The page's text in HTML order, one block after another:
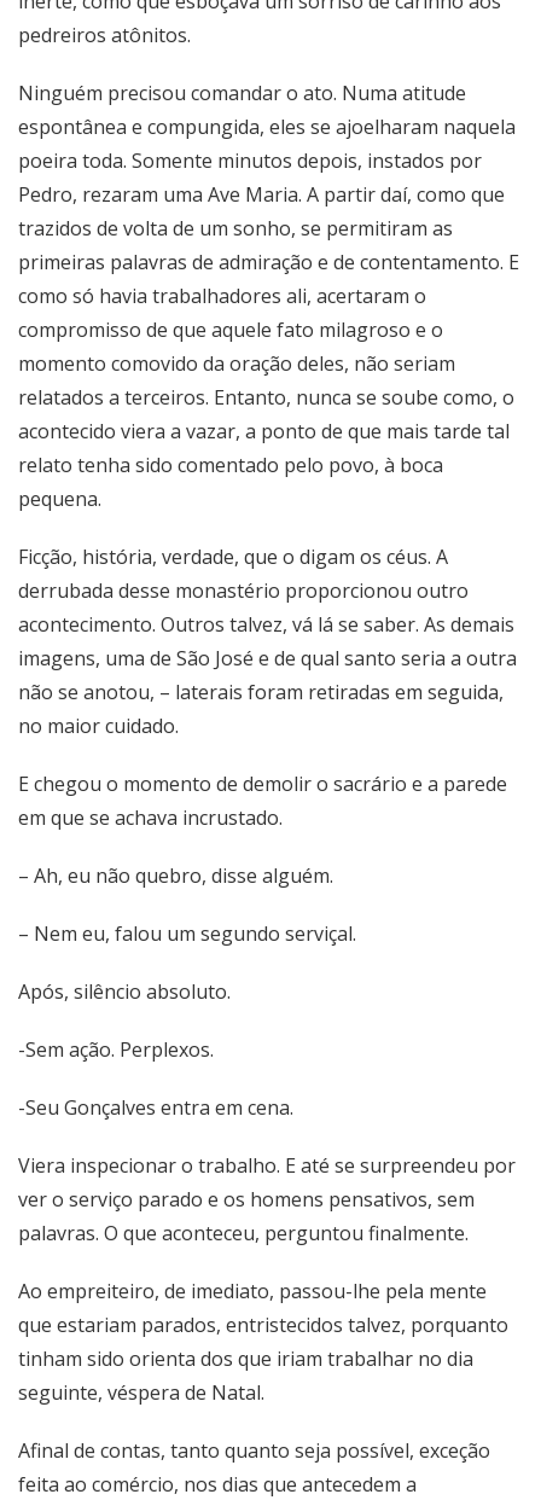
pedreiros atônitos.
Ninguém precisou comandar o ato. Numa atitude
espontânea e compungida, eles se ajoelharam naquela
poeira toda. Somente minutos depois, instados por
Pedro, rezaram uma Ave Maria. A partir daí, como que
trazidos de volta de um sonho, se permitiram as
primeiras palavras de admiração e de contentamento. E
como só havia trabalhadores ali, acertaram o
compromisso de que aquele fato milagroso e o
momento comovido da oração deles, não seriam
relatados a terceiros. Entanto, nunca se soube como, o
acontecido viera a vazar, a ponto de que mais tarde tal
relato tenha sido comentado pelo povo, à boca
pequena.
Ficção, história, verdade, que o digam os céus. A
derrubada desse monastério proporcionou outro
acontecimento. Outros talvez, vá lá se saber. As demais
imagens, uma de São José e de qual santo seria a outra
não se anotou, – laterais foram retiradas em seguida,
no maior cuidado.
E chegou o momento de demolir o sacrário e a parede
em que se achava incrustado.
– Ah, eu não quebro, disse alguém.
– Nem eu, falou um segundo serviçal.
Após, silêncio absoluto.
-Sem ação. Perplexos.
-Seu Gonçalves entra em cena.
Viera inspecionar o trabalho. E até se surpreendeu por
ver o serviço parado e os homens pensativos, sem
palavras. O que aconteceu, perguntou finalmente.
Ao empreiteiro, de imediato, passou-lhe pela mente
que estariam parados, entristecidos talvez, porquanto
tinham sido orienta dos que iriam trabalhar no dia
seguinte, véspera de Natal.
Afinal de contas, tanto quanto seja possível, exceção
feita ao comércio, nos dias que antecedem a